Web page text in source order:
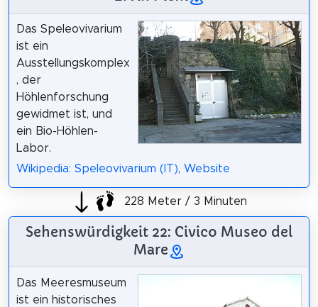
Das Speleovivarium
ist ein
Ausstellungskomplex
, der
Höhlenforschung
gewidmet ist, und
ein Bio-Höhlen-
Labor.
Wikipedia: Speleovivarium (IT), Website
228 Meter / 3 Minuten
Sehenswürdigkeit 22: Civico Museo del
Mare
Das Meeresmuseum
ist ein historisches